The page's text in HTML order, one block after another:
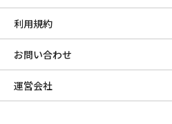
利用規約
お問い合わせ
運営会社